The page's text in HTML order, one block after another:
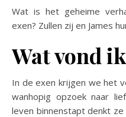
Wat is het geheime
exen? Zullen zij en James
Wat vond
In de exen krijgen we het
wanhopig opzoek naar
leven binnenstapt denkt